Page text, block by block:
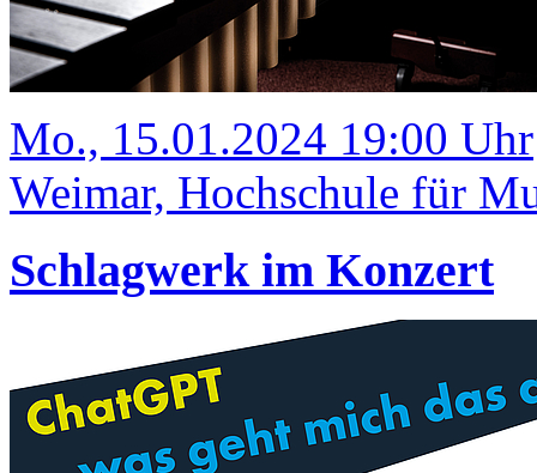
Mo., 15.01.2024 19:00 Uhr
Weimar, Hochschule für
Schlagwerk im Konzert